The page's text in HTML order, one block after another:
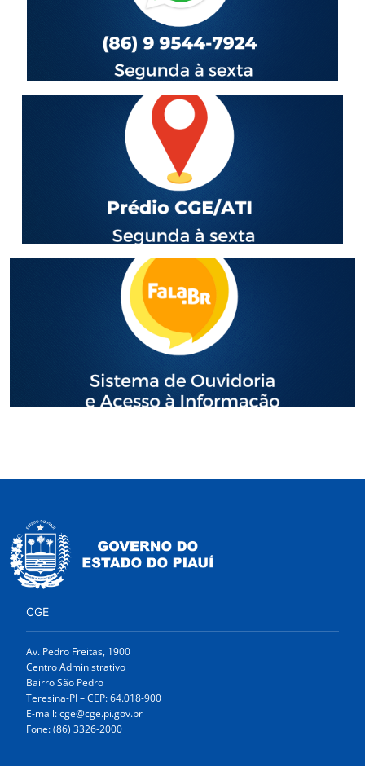
CGE
Av. Pedro Freitas, 1900
Centro Administrativo
Bairro São Pedro
Teresina-PI – CEP: 64.018-900
E-mail: cge@cge.pi.gov.br
Fone: (86) 3326-2000